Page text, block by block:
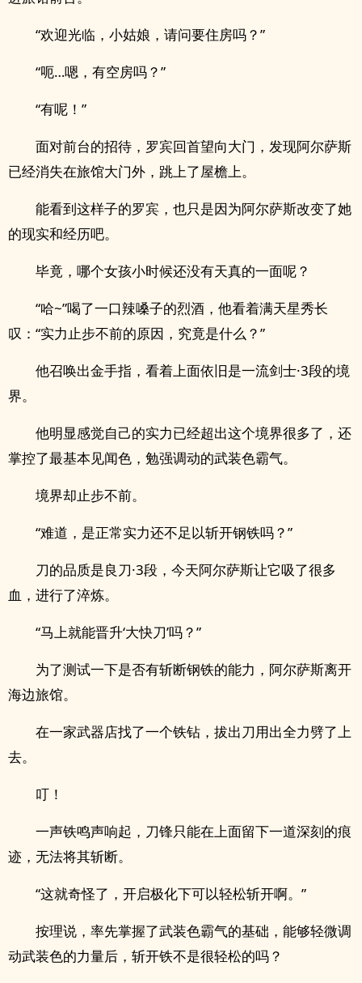
“欢迎光临，小姑娘，请问要住房吗？”
“呃…嗯，有空房吗？”
“有呢！”
面对前台的招待，罗宾回首望向大门，发现阿尔萨斯
已经消失在旅馆大门外，跳上了屋檐上。
能看到这样子的罗宾，也只是因为阿尔萨斯改变了她
的现实和经历吧。
毕竟，哪个女孩小时候还没有天真的一面呢？
“哈~”喝了一口辣嗓子的烈酒，他看着满天星秀长
叹：“实力止步不前的原因，究竟是什么？”
他召唤出金手指，看着上面依旧是一流剑士·3段的境
界。
他明显感觉自己的实力已经超出这个境界很多了，还
掌控了最基本见闻色，勉强调动的武装色霸气。
境界却止步不前。
“难道，是正常实力还不足以斩开钢铁吗？”
刀的品质是良刀·3段，今天阿尔萨斯让它吸了很多
血，进行了淬炼。
“马上就能晋升‘大快刀’吗？”
为了测试一下是否有斩断钢铁的能力，阿尔萨斯离开
海边旅馆。
在一家武器店找了一个铁钻，拔出刀用出全力劈了上
去。
叮！
一声铁鸣声响起，刀锋只能在上面留下一道深刻的痕
迹，无法将其斩断。
“这就奇怪了，开启极化下可以轻松斩开啊。”
按理说，率先掌握了武装色霸气的基础，能够轻微调
动武装色的力量后，斩开铁不是很轻松的吗？